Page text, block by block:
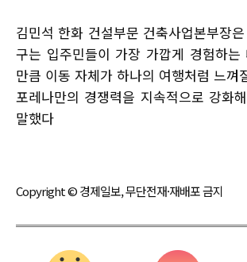
김민석 한화 건설부문 건축사업본부장
구는 입주민들이 가장 가깝게 경험하는
만큼 이동 자체가 하나의 여행처럼 느껴
포레나만의 경쟁력을 지속적으로 강화
말했다
Copyright © 경제일보, 무단전재·재배포 금지